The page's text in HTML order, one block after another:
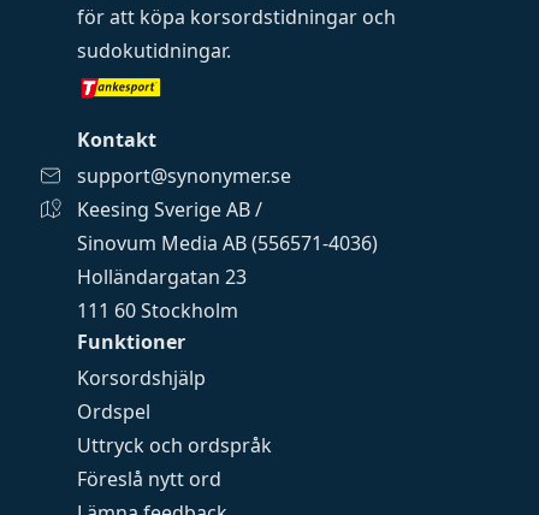
Funktioner
Korsordshjälp
Ordspel
Uttryck och ordspråk
Föreslå nytt ord
för att köpa korsordstidningar och
sudokutidningar.
Kontakt
support@synonymer.se
Keesing Sverige AB /
Sinovum Media AB (556571-4036)
Holländargatan 23
111 60 Stockholm